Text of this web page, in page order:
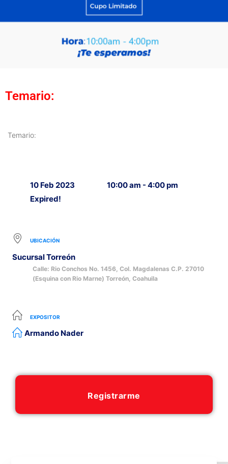
Temario:
Temario:
10 Feb 2023
Expired!
10:00 am - 4:00 pm
UBICACIÓN
Sucursal Torreón
Calle: Rio Conchos No. 1456, Col. Magdalenas C.P. 27010
(Esquina con Rio Marne) Torreón, Coahuila
EXPOSITOR
Armando Nader
Registrarme